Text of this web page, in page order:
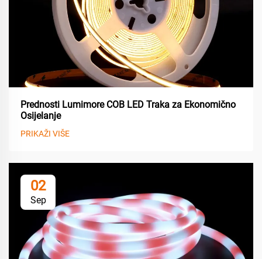
Prednosti Lumimore COB LED Traka za Ekonomično
Osijelanje
PRIKAŽI VIŠE
02
Sep